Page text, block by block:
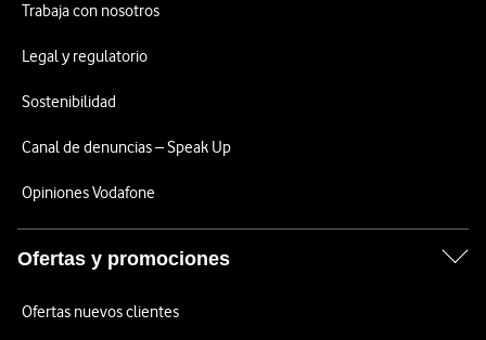
Trabaja con nosotros
Legal y regulatorio
Sostenibilidad
Canal de denuncias – Speak Up
Opiniones Vodafone
Ofertas y promociones
Ofertas nuevos clientes